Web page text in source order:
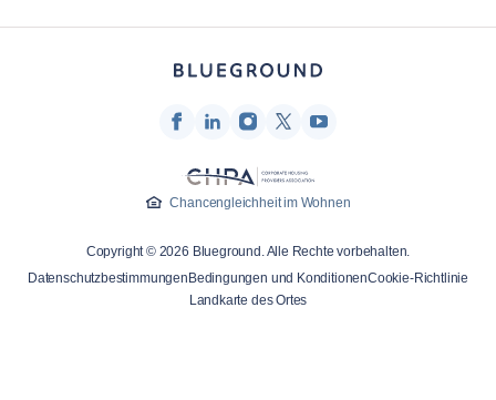
Franchise-Partner
Türkçe
Chancengleichheit im Wohnen
Copyright © 2026 Blueground. Alle Rechte vorbehalten.
DatenschutzbestimmungenBedingungen und KonditionenCookie-Richtlinie
Landkarte des Ortes